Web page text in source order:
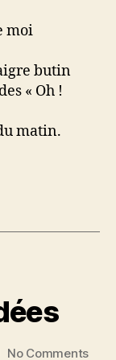
moi
butin
« Oh !
matin.
No Commentson